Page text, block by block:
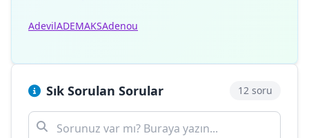
AdevilADEMAKSAdenou
Sık Sorulan Sorular 12 soru